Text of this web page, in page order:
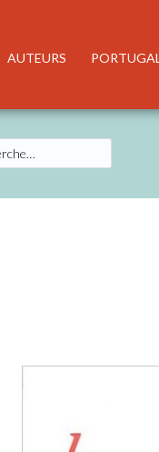
AUTEURS PORTUGAL